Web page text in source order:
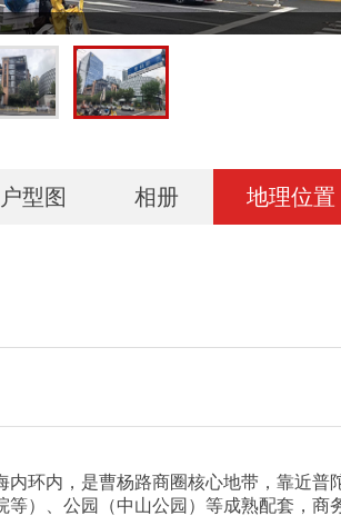
户型图 相册 地理位置
内环内，是曹杨路商圈核心地带，靠近
等）、公园（中山公园）等成熟配套，商